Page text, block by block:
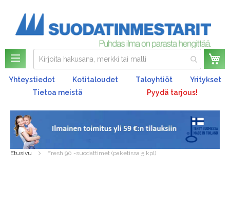
Yhteystiedot Kotitaloudet Taloyhtiöt
Yritykset
Tietoa meistä
Pyydä tarjous!
Etusivu Fresh 90 -suodattimet (paketissa 5 kpl)